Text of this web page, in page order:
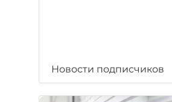
Новости подписчиков